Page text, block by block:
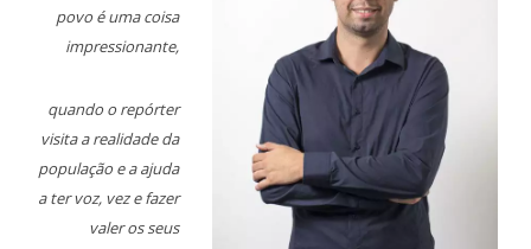
povo é uma coisa
impressionante,
quando o repórter
visita a realidade da
população e a ajuda
a ter voz, vez e fazer
valer os seus